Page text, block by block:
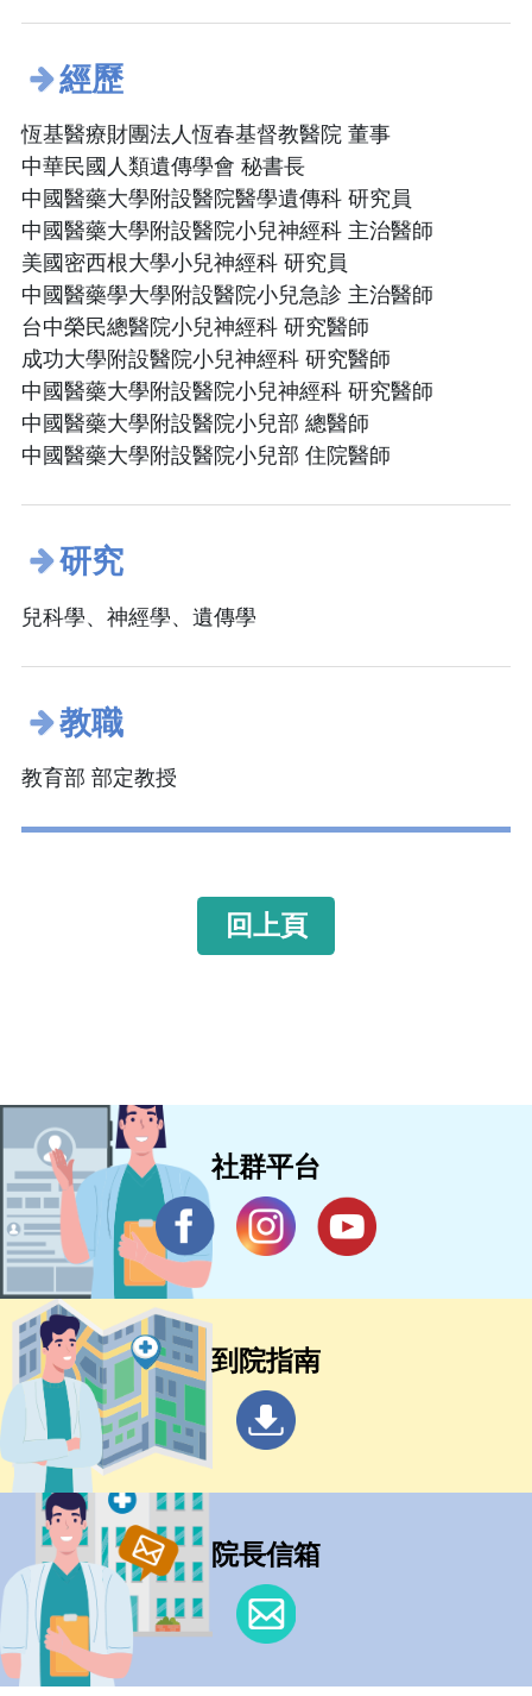
經歷
恆基醫療財團法人恆春基督教醫院 董事
中華民國人類遺傳學會 秘書長
中國醫藥大學附設醫院醫學遺傳科 研究員
中國醫藥大學附設醫院小兒神經科 主治醫師
美國密西根大學小兒神經科 研究員
中國醫藥學大學附設醫院小兒急診 主治醫師
台中榮民總醫院小兒神經科 研究醫師
成功大學附設醫院小兒神經科 研究醫師
中國醫藥大學附設醫院小兒神經科 研究醫師
中國醫藥大學附設醫院小兒部 總醫師
中國醫藥大學附設醫院小兒部 住院醫師
研究
兒科學、神經學、遺傳學
教職
教育部 部定教授
回上頁
社群平台
到院指南
院長信箱